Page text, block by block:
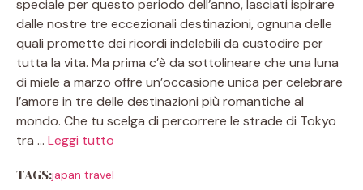
speciale per questo periodo dell’anno, lasciati ispirare
dalle nostre tre eccezionali destinazioni, ognuna delle
quali promette dei ricordi indelebili da custodire per
tutta la vita. Ma prima c’è da sottolineare che una luna
di miele a marzo offre un’occasione unica per celebrare
l’amore in tre delle destinazioni più romantiche al
mondo. Che tu scelga di percorrere le strade di Tokyo
tra … Leggi tutto
TAGS:japan travel